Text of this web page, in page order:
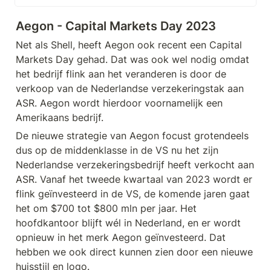
Aegon - Capital Markets Day 2023
Net als Shell, heeft Aegon ook recent een Capital
Markets Day gehad. Dat was ook wel nodig omdat
het bedrijf flink aan het veranderen is door de
verkoop van de Nederlandse verzekeringstak aan
ASR. Aegon wordt hierdoor voornamelijk een
Amerikaans bedrijf.
De nieuwe strategie van Aegon focust grotendeels
dus op de middenklasse in de VS nu het zijn
Nederlandse verzekeringsbedrijf heeft verkocht aan
ASR. Vanaf het tweede kwartaal van 2023 wordt er
flink geïnvesteerd in de VS, de komende jaren gaat
het om $700 tot $800 mln per jaar. Het
hoofdkantoor blijft wél in Nederland, en er wordt
opnieuw in het merk Aegon geïnvesteerd. Dat
hebben we ook direct kunnen zien door een nieuwe
huisstijl en logo.